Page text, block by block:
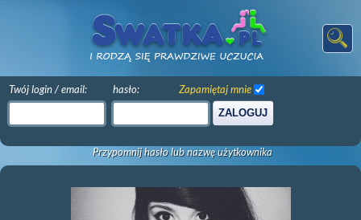
Twój login / email: hasło:
ZALOGUJ
Zapamiętaj mnie
Przypomnij hasło lub nazwę użytkownika